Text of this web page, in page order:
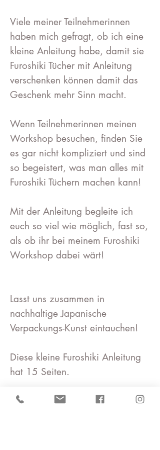
Viele meiner Teilnehmerinnen
haben mich gefragt, ob ich eine
kleine Anleitung habe, damit sie
Furoshiki Tücher mit Anleitung
verschenken können damit das
Geschenk mehr Sinn macht.
Wenn Teilnehmerinnen meinen
Workshop besuchen, finden Sie
es gar nicht kompliziert und sind
so begeistert, was man alles mit
Furoshiki Tüchern machen kann!
Mit der Anleitung begleite ich
euch so viel wie möglich, fast so,
als ob ihr bei meinem Furoshiki
Workshop dabei wärt!
Lasst uns zusammen in
nachhaltige Japanische
Verpackungs-Kunst eintauchen!
Diese kleine Furoshiki Anleitung
hat 15 Seiten.
Erst gibt es eine kurze Erklärung